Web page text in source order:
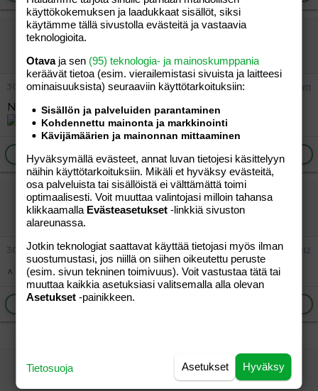
Johnny Appleseed
30.05.2026 #11
Näyttävät pikemminkin sammakkoparodioilta.
Vastaa
Ilmoita asiaton viesti
vierailija
Vieras
30.05.2026 #12
^ onpa herkulliset
Ilmoita asiaton viesti
vierailija
käyttökokemuksen ja laadukkaat sisällöt, siksi
käytämme tällä sivustolla evästeitä ja vastaavia
teknologioita.
Otavaja sen (95) teknologia- ja mainoskumppania
keräävät tietoa (esim. vierailemis­tasi sivuista ja laitteesi
ominaisuuk­sista) seuraaviin käyttötarkoituksiin:
Sisällön ja palveluiden parantaminen
Kohdennettu mainonta ja markkinointi
Kävijämäärien ja mainonnan mittaaminen
Hyväksymällä evästeet, annat luvan tietojesi käsittelyyn
näihin käyttötarkoituksiin. Mikäli et hyväksy evästeitä,
osa palveluista tai sisällöistä ei välttämättä toimi
optimaalisesti. Voit muuttaa valintojasi milloin tahansa
klikkaamalla Evästeasetukset -linkkiä sivuston
alareunassa.
Jotkin teknologiat saattavat käyttää tietojasi myös ilman
suostumustasi, jos niillä on siihen oikeutettu peruste
(esim. sivun tekninen toimivuus). Voit vastustaa tätä tai
muuttaa kaikkia asetuksiasi valitsemalla alla olevan
Asetukset -painikkeen.
Hyväksy
Asetukset
Tietosuoja